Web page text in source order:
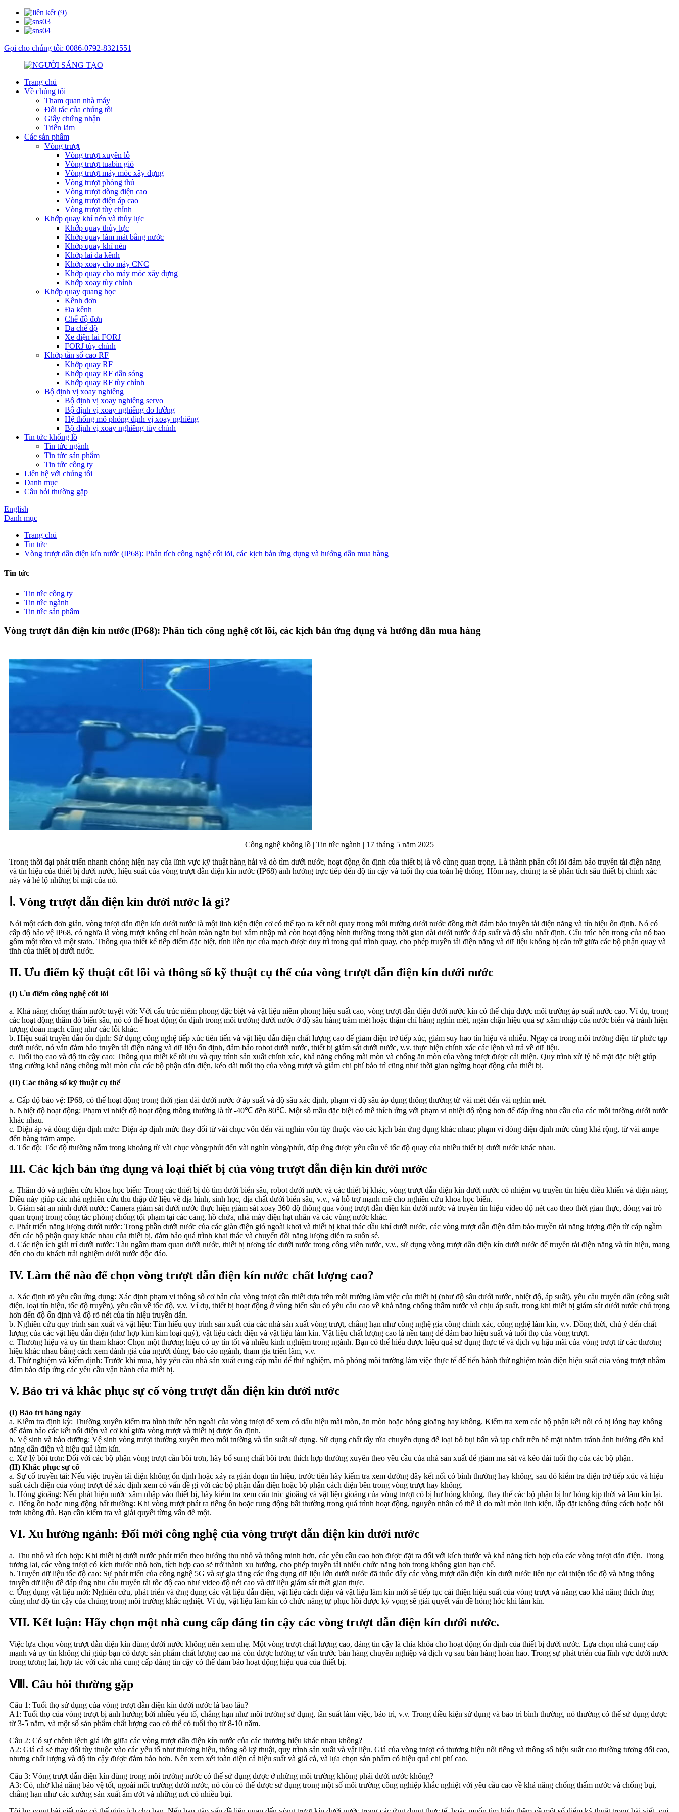
Gọi cho chúng tôi: 0086-0792-8321551
Trang chủ
Về chúng tôi
Tham quan nhà máy
Đối tác của chúng tôi
Giấy chứng nhận
Triển lãm
Các sản phẩm
Vòng trượt
Vòng trượt xuyên lỗ
Vòng trượt tuabin gió
Vòng trượt máy móc xây dựng
Vòng trượt phòng thủ
Vòng trượt dòng điện cao
Vòng trượt điện áp cao
Vòng trượt tùy chỉnh
Khớp quay khí nén và thủy lực
Khớp quay thủy lực
Khớp quay làm mát bằng nước
Khớp quay khí nén
Khớp lai đa kênh
Khớp xoay cho máy CNC
Khớp quay cho máy móc xây dựng
Khớp xoay tùy chỉnh
Khớp quay quang học
Kênh đơn
Đa kênh
Chế độ đơn
Đa chế độ
Xe điện lai FORJ
FORJ tùy chỉnh
Khớp tần số cao RF
Khớp quay RF
Khớp quay RF dẫn sóng
Khớp quay RF tùy chỉnh
Bộ định vị xoay nghiêng
Bộ định vị xoay nghiêng servo
Bộ định vị xoay nghiêng đo lường
Hệ thống mô phỏng định vị xoay nghiêng
Bộ định vị xoay nghiêng tùy chỉnh
Tin tức khổng lồ
Tin tức ngành
Tin tức sản phẩm
Tin tức công ty
Liên hệ với chúng tôi
Danh mục
Câu hỏi thường gặp
English
Danh mục
Trang chủ
Tin tức
Vòng trượt dẫn điện kín nước (IP68): Phân tích công nghệ cốt lõi, các kịch bản ứng dụng và hướng dẫn mua hàng
Tin tức
Tin tức công ty
Tin tức ngành
Tin tức sản phẩm
Vòng trượt dẫn điện kín nước (IP68): Phân tích công nghệ cốt lõi, các kịch bản ứng dụng và hướng dẫn mua hàng
Công nghệ khổng lồ | Tin tức ngành | 17 tháng 5 năm 2025
Trong thời đại phát triển nhanh chóng hiện nay của lĩnh vực kỹ thuật hàng hải và dò tìm dưới nước, hoạt động ổn định của thiết bị là vô cùng quan trọng. Là thành phần cốt lõi đảm bảo truyền tải điện năng
và tín hiệu của thiết bị dưới nước, hiệu suất của vòng trượt dẫn điện kín nước (IP68) ảnh hưởng trực tiếp đến độ tin cậy và tuổi thọ của toàn hệ thống. Hôm nay, chúng ta sẽ phân tích sâu thiết bị chính xác
này và hé lộ những bí mật của nó.
Ⅰ. Vòng trượt dẫn điện kín dưới nước là gì?
Nói một cách đơn giản, vòng trượt dẫn điện kín dưới nước là một linh kiện điện cơ có thể tạo ra kết nối quay trong môi trường dưới nước đồng thời đảm bảo truyền tải điện năng và tín hiệu ổn định. Nó có
cấp độ bảo vệ IP68, có nghĩa là vòng trượt không chỉ hoàn toàn ngăn bụi xâm nhập mà còn hoạt động bình thường trong thời gian dài dưới nước ở áp suất và độ sâu nhất định. Cấu trúc bên trong của nó bao
gồm một rôto và một stato. Thông qua thiết kế tiếp điểm đặc biệt, tính liên tục của mạch được duy trì trong quá trình quay, cho phép truyền tải điện năng và dữ liệu không bị cản trở giữa các bộ phận quay và
tĩnh của thiết bị dưới nước.
II. Ưu điểm kỹ thuật cốt lõi và thông số kỹ thuật cụ thể của vòng trượt dẫn điện kín dưới nước
(I) Ưu điểm công nghệ cốt lõi
a. Khả năng chống thấm nước tuyệt vời: Với cấu trúc niêm phong đặc biệt và vật liệu niêm phong hiệu suất cao, vòng trượt dẫn điện dưới nước kín có thể chịu được môi trường áp suất nước cao. Ví dụ, trong
các hoạt động thăm dò biển sâu, nó có thể hoạt động ổn định trong môi trường dưới nước ở độ sâu hàng trăm mét hoặc thậm chí hàng nghìn mét, ngăn chặn hiệu quả sự xâm nhập của nước biển và tránh hiện
tượng đoản mạch cũng như các lỗi khác.
b. Hiệu suất truyền dẫn ổn định: Sử dụng công nghệ tiếp xúc tiên tiến và vật liệu dẫn điện chất lượng cao để giảm điện trở tiếp xúc, giảm suy hao tín hiệu và nhiễu. Ngay cả trong môi trường điện từ phức tạp
dưới nước, nó vẫn đảm bảo truyền tải điện năng và dữ liệu ổn định, đảm bảo robot dưới nước, thiết bị giám sát dưới nước, v.v. thực hiện chính xác các lệnh và trả về dữ liệu.
c. Tuổi thọ cao và độ tin cậy cao: Thông qua thiết kế tối ưu và quy trình sản xuất chính xác, khả năng chống mài mòn và chống ăn mòn của vòng trượt được cải thiện. Quy trình xử lý bề mặt đặc biệt giúp
tăng cường khả năng chống mài mòn của các bộ phận dẫn điện, kéo dài tuổi thọ của vòng trượt và giảm chi phí bảo trì cũng như thời gian ngừng hoạt động của thiết bị.
(II) Các thông số kỹ thuật cụ thể
a. Cấp độ bảo vệ: IP68, có thể hoạt động trong thời gian dài dưới nước ở áp suất và độ sâu xác định, phạm vi độ sâu áp dụng thông thường từ vài mét đến vài nghìn mét.
b. Nhiệt độ hoạt động: Phạm vi nhiệt độ hoạt động thông thường là từ -40℃ đến 80℃. Một số mẫu đặc biệt có thể thích ứng với phạm vi nhiệt độ rộng hơn để đáp ứng nhu cầu của các môi trường dưới nước
khác nhau.
c. Điện áp và dòng điện định mức: Điện áp định mức thay đổi từ vài chục vôn đến vài nghìn vôn tùy thuộc vào các kịch bản ứng dụng khác nhau; phạm vi dòng điện định mức cũng khá rộng, từ vài ampe
đến hàng trăm ampe.
d. Tốc độ: Tốc độ thường nằm trong khoảng từ vài chục vòng/phút đến vài nghìn vòng/phút, đáp ứng được yêu cầu về tốc độ quay của nhiều thiết bị dưới nước khác nhau.
III. Các kịch bản ứng dụng và loại thiết bị của vòng trượt dẫn điện kín dưới nước
a. Thăm dò và nghiên cứu khoa học biển: Trong các thiết bị dò tìm dưới biển sâu, robot dưới nước và các thiết bị khác, vòng trượt dẫn điện kín dưới nước có nhiệm vụ truyền tín hiệu điều khiển và điện năng.
Điều này giúp các nhà nghiên cứu thu thập dữ liệu về địa hình, sinh học, địa chất dưới biển sâu, v.v., và hỗ trợ mạnh mẽ cho nghiên cứu khoa học biển.
b. Giám sát an ninh dưới nước: Camera giám sát dưới nước thực hiện giám sát xoay 360 độ thông qua vòng trượt dẫn điện kín dưới nước và truyền tín hiệu video độ nét cao theo thời gian thực, đóng vai trò
quan trọng trong công tác phòng chống tội phạm tại các cảng, hồ chứa, nhà máy điện hạt nhân và các vùng nước khác.
c. Phát triển năng lượng dưới nước: Trong phần dưới nước của các giàn điện gió ngoài khơi và thiết bị khai thác dầu khí dưới nước, các vòng trượt dẫn điện đảm bảo truyền tải năng lượng điện từ cáp ngầm
đến các bộ phận quay khác nhau của thiết bị, đảm bảo quá trình khai thác và chuyển đổi năng lượng diễn ra suôn sẻ.
d. Các tiện ích giải trí dưới nước: Tàu ngầm tham quan dưới nước, thiết bị tương tác dưới nước trong công viên nước, v.v., sử dụng vòng trượt dẫn điện kín dưới nước để truyền tải điện năng và tín hiệu, mang
đến cho du khách trải nghiệm dưới nước độc đáo.
IV. Làm thế nào để chọn vòng trượt dẫn điện kín nước chất lượng cao?
a. Xác định rõ yêu cầu ứng dụng: Xác định phạm vi thông số cơ bản của vòng trượt cần thiết dựa trên môi trường làm việc của thiết bị (như độ sâu dưới nước, nhiệt độ, áp suất), yêu cầu truyền dẫn (công suất
điện, loại tín hiệu, tốc độ truyền), yêu cầu về tốc độ, v.v. Ví dụ, thiết bị hoạt động ở vùng biển sâu có yêu cầu cao về khả năng chống thấm nước và chịu áp suất, trong khi thiết bị giám sát dưới nước chú trọng
hơn đến độ ổn định và độ rõ nét của tín hiệu truyền dẫn.
b. Nghiên cứu quy trình sản xuất và vật liệu: Tìm hiểu quy trình sản xuất của các nhà sản xuất vòng trượt, chẳng hạn như công nghệ gia công chính xác, công nghệ làm kín, v.v. Đồng thời, chú ý đến chất
lượng của các vật liệu dẫn điện (như hợp kim kim loại quý), vật liệu cách điện và vật liệu làm kín. Vật liệu chất lượng cao là nền tảng để đảm bảo hiệu suất và tuổi thọ của vòng trượt.
c. Thương hiệu và uy tín tham khảo: Chọn một thương hiệu có uy tín tốt và nhiều kinh nghiệm trong ngành. Bạn có thể hiểu được hiệu quả sử dụng thực tế và dịch vụ hậu mãi của vòng trượt từ các thương
hiệu khác nhau bằng cách xem đánh giá của người dùng, báo cáo ngành, tham gia triển lãm, v.v.
d. Thử nghiệm và kiểm định: Trước khi mua, hãy yêu cầu nhà sản xuất cung cấp mẫu để thử nghiệm, mô phỏng môi trường làm việc thực tế để tiến hành thử nghiệm toàn diện hiệu suất của vòng trượt nhằm
đảm bảo đáp ứng các yêu cầu vận hành của thiết bị.
V. Bảo trì và khắc phục sự cố vòng trượt dẫn điện kín dưới nước
(I) Bảo trì hàng ngày
a. Kiểm tra định kỳ: Thường xuyên kiểm tra hình thức bên ngoài của vòng trượt để xem có dấu hiệu mài mòn, ăn mòn hoặc hỏng gioăng hay không. Kiểm tra xem các bộ phận kết nối có bị lỏng hay không
để đảm bảo các kết nối điện và cơ khí giữa vòng trượt và thiết bị được ổn định.
b. Vệ sinh và bảo dưỡng: Vệ sinh vòng trượt thường xuyên theo môi trường và tần suất sử dụng. Sử dụng chất tẩy rửa chuyên dụng để loại bỏ bụi bẩn và tạp chất trên bề mặt nhằm tránh ảnh hưởng đến khả
năng dẫn điện và hiệu quả làm kín.
c. Xử lý bôi trơn: Đối với các bộ phận vòng trượt cần bôi trơn, hãy bổ sung chất bôi trơn thích hợp thường xuyên theo yêu cầu của nhà sản xuất để giảm ma sát và kéo dài tuổi thọ của các bộ phận.
(II) Khắc phục sự cố
a. Sự cố truyền tải: Nếu việc truyền tải điện không ổn định hoặc xảy ra gián đoạn tín hiệu, trước tiên hãy kiểm tra xem đường dây kết nối có bình thường hay không, sau đó kiểm tra điện trở tiếp xúc và hiệu
suất cách điện của vòng trượt để xác định xem có vấn đề gì với các bộ phận dẫn điện hoặc bộ phận cách điện bên trong vòng trượt hay không.
b. Hỏng gioăng: Nếu phát hiện nước xâm nhập vào thiết bị, hãy kiểm tra xem cấu trúc gioăng và vật liệu gioăng của vòng trượt có bị hư hỏng không, thay thế các bộ phận bị hư hỏng kịp thời và làm kín lại.
c. Tiếng ồn hoặc rung động bất thường: Khi vòng trượt phát ra tiếng ồn hoặc rung động bất thường trong quá trình hoạt động, nguyên nhân có thể là do mài mòn linh kiện, lắp đặt không đúng cách hoặc bôi
trơn không đủ. Bạn cần kiểm tra và giải quyết từng vấn đề một.
VI. Xu hướng ngành: Đổi mới công nghệ của vòng trượt dẫn điện kín dưới nước
a. Thu nhỏ và tích hợp: Khi thiết bị dưới nước phát triển theo hướng thu nhỏ và thông minh hơn, các yêu cầu cao hơn được đặt ra đối với kích thước và khả năng tích hợp của các vòng trượt dẫn điện. Trong
tương lai, các vòng trượt có kích thước nhỏ hơn, tích hợp cao sẽ trở thành xu hướng, cho phép truyền tải nhiều chức năng hơn trong không gian hạn chế.
b. Truyền dữ liệu tốc độ cao: Sự phát triển của công nghệ 5G và sự gia tăng các ứng dụng dữ liệu lớn dưới nước đã thúc đẩy các vòng trượt dẫn điện kín dưới nước liên tục cải thiện tốc độ và băng thông
truyền dữ liệu để đáp ứng nhu cầu truyền tải tốc độ cao như video độ nét cao và dữ liệu giám sát thời gian thực.
c. Ứng dụng vật liệu mới: Nghiên cứu, phát triển và ứng dụng các vật liệu dẫn điện, vật liệu cách điện và vật liệu làm kín mới sẽ tiếp tục cải thiện hiệu suất của vòng trượt và nâng cao khả năng thích ứng
cũng như độ tin cậy của chúng trong môi trường khắc nghiệt. Ví dụ, vật liệu làm kín có chức năng tự phục hồi được kỳ vọng sẽ giải quyết vấn đề hỏng hóc khi làm kín.
VII. Kết luận: Hãy chọn một nhà cung cấp đáng tin cậy các vòng trượt dẫn điện kín dưới nước.
Việc lựa chọn vòng trượt dẫn điện kín dùng dưới nước không nên xem nhẹ. Một vòng trượt chất lượng cao, đáng tin cậy là chìa khóa cho hoạt động ổn định của thiết bị dưới nước. Lựa chọn nhà cung cấp
mạnh và uy tín không chỉ giúp bạn có được sản phẩm chất lượng cao mà còn được hưởng tư vấn trước bán hàng chuyên nghiệp và dịch vụ sau bán hàng hoàn hảo. Trong sự phát triển của lĩnh vực dưới nước
trong tương lai, hợp tác với các nhà cung cấp đáng tin cậy có thể đảm bảo hoạt động hiệu quả của thiết bị.
Ⅷ. Câu hỏi thường gặp
Câu 1: Tuổi thọ sử dụng của vòng trượt dẫn điện kín dưới nước là bao lâu?
A1: Tuổi thọ của vòng trượt bị ảnh hưởng bởi nhiều yếu tố, chẳng hạn như môi trường sử dụng, tần suất làm việc, bảo trì, v.v. Trong điều kiện sử dụng và bảo trì bình thường, nó thường có thể sử dụng được
từ 3-5 năm, và một số sản phẩm chất lượng cao có thể có tuổi thọ từ 8-10 năm.
Câu 2: Có sự chênh lệch giá lớn giữa các vòng trượt dẫn điện kín nước của các thương hiệu khác nhau không?
A2: Giá cả sẽ thay đổi tùy thuộc vào các yếu tố như thương hiệu, thông số kỹ thuật, quy trình sản xuất và vật liệu. Giá của vòng trượt có thương hiệu nổi tiếng và thông số hiệu suất cao thường tương đối cao,
nhưng chất lượng và độ tin cậy được đảm bảo hơn. Nên xem xét toàn diện cả hiệu suất và giá cả, và lựa chọn sản phẩm có hiệu quả chi phí cao.
Câu 3: Vòng trượt dẫn điện kín dùng trong môi trường nước có thể sử dụng được ở những môi trường không phải dưới nước không?
A3: Có, nhờ khả năng bảo vệ tốt, ngoài môi trường dưới nước, nó còn có thể được sử dụng trong một số môi trường công nghiệp khắc nghiệt với yêu cầu cao về khả năng chống thấm nước và chống bụi,
chẳng hạn như các xưởng sản xuất ẩm ướt và những nơi có nhiều bụi.